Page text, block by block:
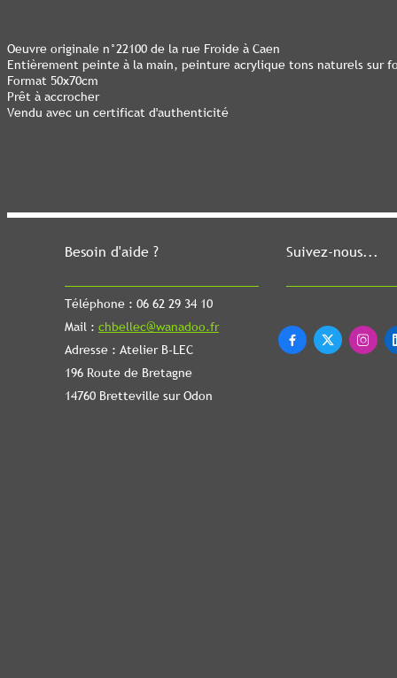
Besoin d'aide ?
Téléphone : 06 62 29 34 10
Mail : chbellec@wanadoo.fr
Adresse : Atelier B-LEC
196 Route de Bretagne
14760 Bretteville sur Odon
Suivez-nous...
  
Oeuvre originale n°22100 de la rue Froide à Caen
Entièrement peinte à la main, peinture acrylique tons naturels sur
Format 50x70cm
Prêt à accrocher
Vendu avec un certificat d'authenticité